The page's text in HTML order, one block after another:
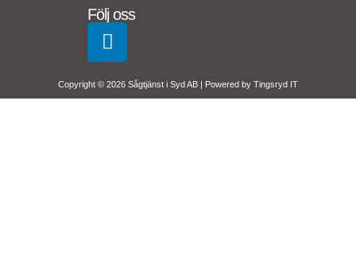
Följ oss
Copyright © 2026 Sågtjänst i Syd AB | Powered by Tingsryd IT